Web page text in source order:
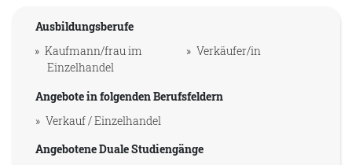
Ausbildungsberufe
Kaufmann/frau im
Einzelhandel
Verkäufer/in
Angebote in folgenden Berufsfeldern
Verkauf / Einzelhandel
Angebotene Duale Studiengänge